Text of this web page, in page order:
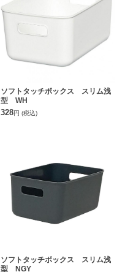
ソフトタッチボックス スリム浅
型 WH
328円 (税込)
ソフトタッチボックス スリム浅
型 NGY